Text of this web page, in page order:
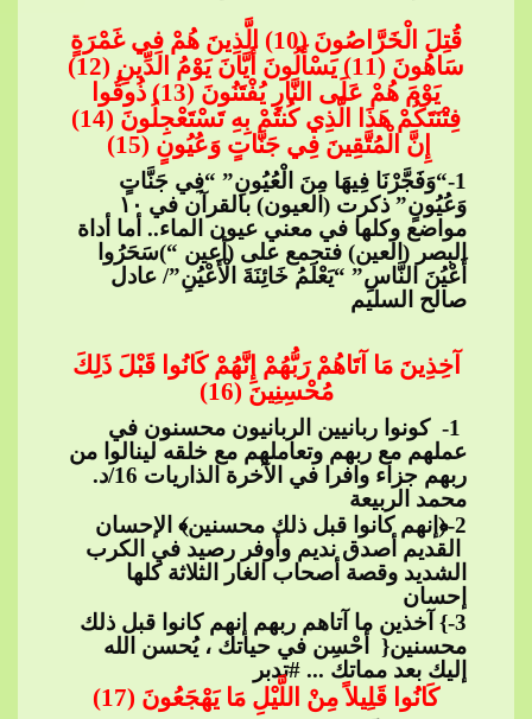
قُتِلَ الْخَرَّاصُونَ (10)
​​ الَّذِينَ هُمْ فِي غَمْرَةٍ
سَاهُونَ (11) يَسْأَلُونَ أَيَّانَ يَوْمُ الدِّينِ (12)
يَوْمَ هُمْ عَلَى النَّارِ يُفْتَنُونَ (13) ذُوقُوا
فِتْنَتَكُمْ هَذَا الَّذِي كُنتُمْ بِهِ تَسْتَعْجِلُونَ (14)
إِنَّ الْمُتَّقِينَ فِي جَنَّاتٍ وَعُيُونٍ (15)
1-“وَفَجَّرْنَا فِيهَا مِنَ الْعُيُونِ” “فِي جَنَّاتٍ
وَعُيُونٍ” ذكرت (العيون) بالقرآن في ١٠
مواضع وكلها في معني عيون الماء.. أما أداة
البصر (العين) فتجمع على (أعين “)سَحَرُوا
أَعْيُنَ النَّاسِ” “يَعْلَمُ خَائِنَةَ الْأَعْيُنِ”/ عادل
صالح السليم
آخِذِينَ مَا​​ آتَاهُمْ رَبُّهُمْ إِنَّهُمْ كَانُوا قَبْلَ ذَلِكَ
مُحْسِنِينَ (16)
1- كونوا ربانيين الربانيون محسنون في
عملهم مع ربهم وتعاملهم مع خلقه لينالوا من
ربهم جزاء وافرا في الآخرة الذاريات 16/د.
محمد الربيعة
2-﴿إنهم كانوا قبل ذلك محسنين﴾ الإحسان​​
القديم أصدق نديم وأوفر رصيد في الكرب
الشديد وقصة أصحاب الغار الثلاثة كلها
إحسان
3-} آخذين ما آتاهم ربهم إنهم كانوا قبل ذلك
محسنين{ ​​ أحْسِن في حياتك ، يُحسن الله
إليك بعد مماتك ...​​ #تدبر
كَانُوا قَلِيلاً مِنْ اللَّيْلِ مَا يَهْجَعُونَ (17)